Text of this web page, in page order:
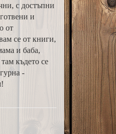
с достъпни
и
от
се от книги,
и баба,
където се
-